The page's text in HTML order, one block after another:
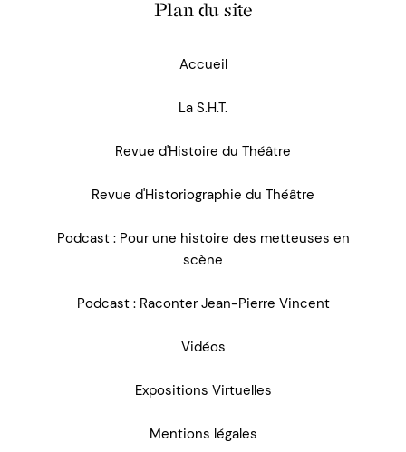
Plan du site
Accueil
La S.H.T.
Revue d'Histoire du Théâtre
Revue d'Historiographie du Théâtre
Podcast : Pour une histoire des metteuses en
scène
Podcast : Raconter Jean-Pierre Vincent
Vidéos
Expositions Virtuelles
Mentions légales